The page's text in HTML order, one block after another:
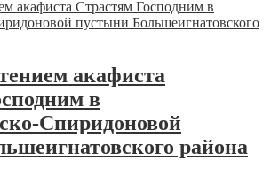
акафиста
в
Спиридоновой
района